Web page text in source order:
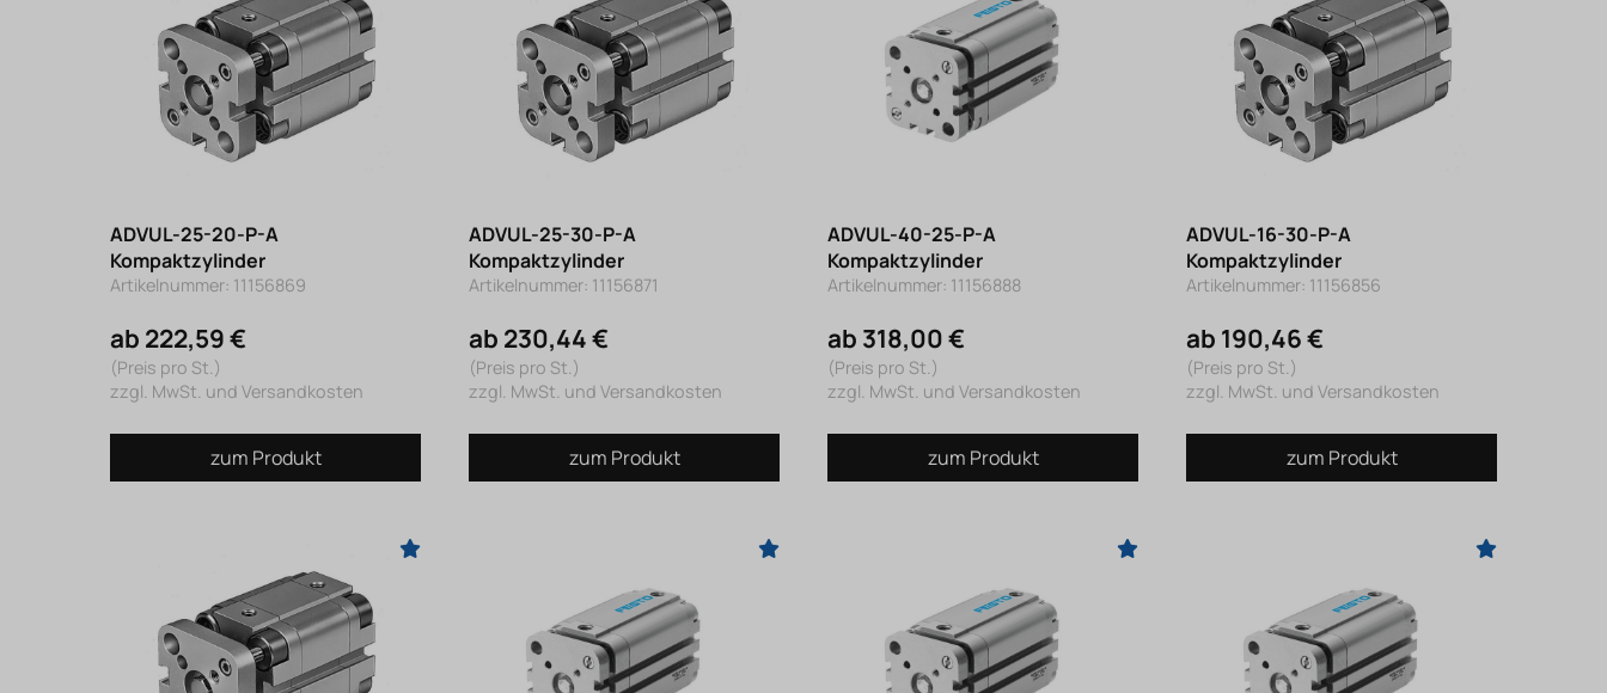
ADVUL-25-20-P-A
Kompaktzylinder
Artikelnummer: 11156869
ab 222,59 €
(Preis pro St.)
zzgl. MwSt. und Versandkosten
zum Produkt
ADVUL-25-30-P-A
Kompaktzylinder
Artikelnummer: 11156871
ab 230,44 €
(Preis pro St.)
zzgl. MwSt. und Versandkosten
zum Produkt
ADVUL-40-25-P-A
Kompaktzylinder
Artikelnummer: 11156888
ab 318,00 €
(Preis pro St.)
zzgl. MwSt. und Versandkosten
zum Produkt
ADVUL-16-30-P-A
Kompaktzylinder
Artikelnummer: 11156856
ab 190,46 €
(Preis pro St.)
zzgl. MwSt. und Versandkosten
zum Produkt